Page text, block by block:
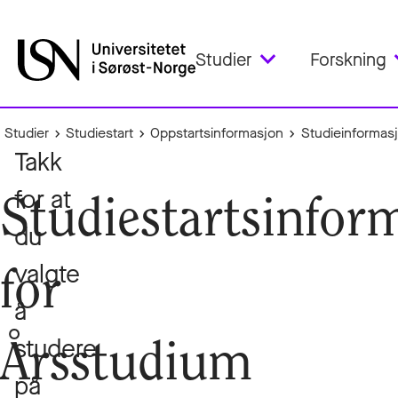
Studier Forskning
Studier Studiestart Oppstartsinformasjon
for
Årsstudium
Takk
for at
du
valgte
å
studere
på